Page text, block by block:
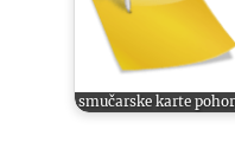
smučarske karte